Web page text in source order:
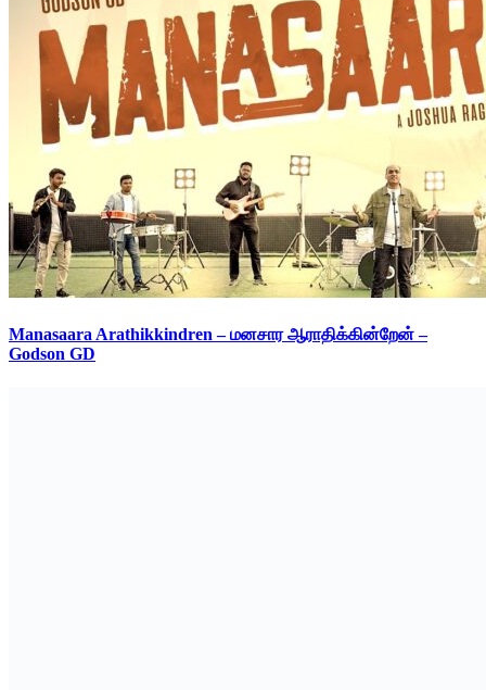
Manasaara Arathikkindren – மனசார ஆராதிக்கின்றேன் –
Godson GD